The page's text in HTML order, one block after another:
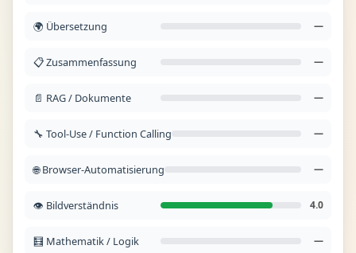
🌍 Übersetzung —
📋 Zusammenfassung —
📄 RAG / Dokumente —
🔧 Tool-Use / Function Calling —
🌐 Browser-Automatisierung —
👁️ Bildverständnis 4.0
🧮 Mathematik / Logik —